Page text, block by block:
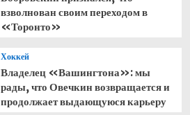
взволнован своим переходом в
«Торонто»
Хоккей
Владелец «Вашингтона»: мы
рады, что Овечкин возвращается и
продолжает выдающуюся карьеру